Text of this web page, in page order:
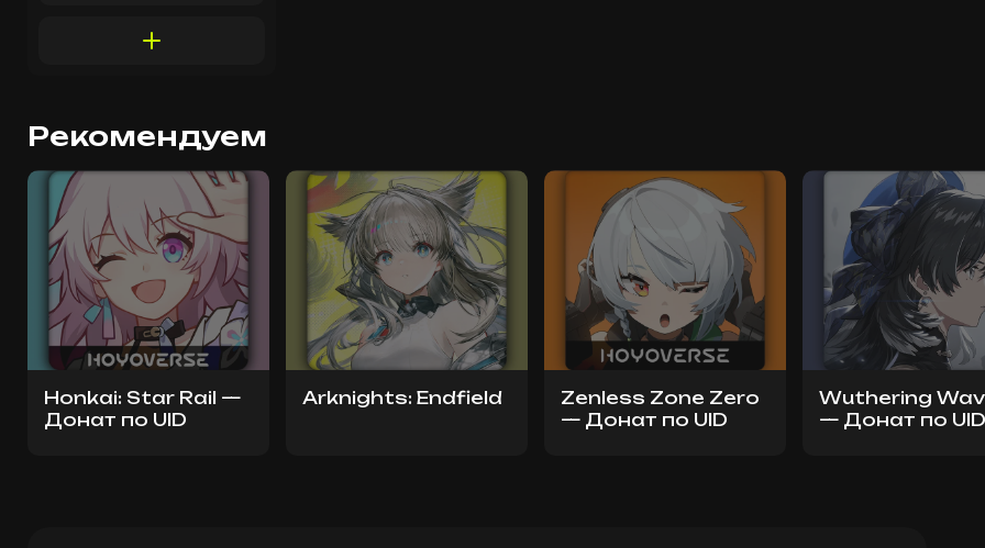
Рекомендуем
Honkai: Star Rail —
Донат по UID
Arknights: Endfield
Zenless Zone Zero
— Донат по UID
Wuthering
— Донат по UID